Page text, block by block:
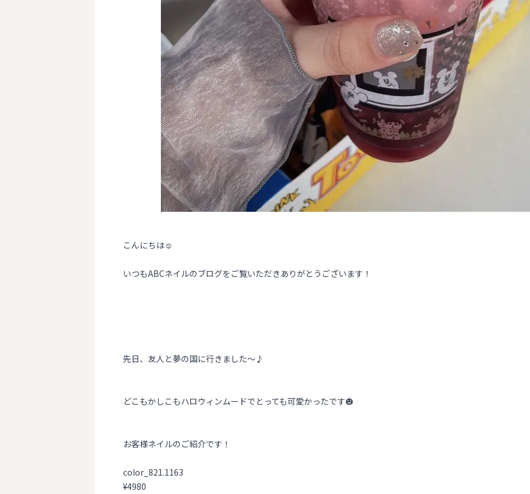
こんにちは☺️
いつもABCネイルのブログをご覧いただきありがとうございます！
先日、友人と夢の国に行きました〜♪
どこもかしこもハロウィンムードでとっても可愛かったです🎃
お客様ネイルのご紹介です！
color_821.1163
¥4980